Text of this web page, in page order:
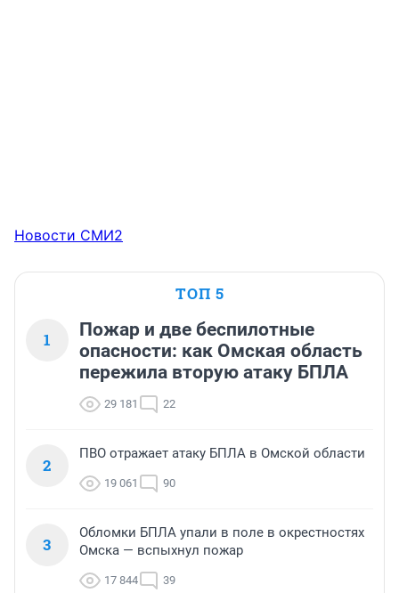
Новости СМИ2
ТОП 5
1
Пожар и две беспилотные
опасности: как Омская область
пережила вторую атаку БПЛА
29 181 22
2
ПВО отражает атаку БПЛА в Омской области
19 061 90
3
Обломки БПЛА упали в поле в окрестностях
Омска — вспыхнул пожар
17 844 39